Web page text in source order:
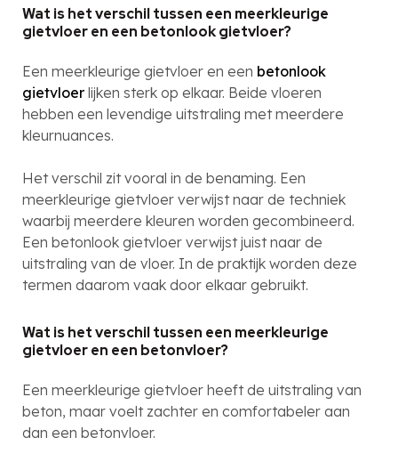
Wat is het verschil tussen een meerkleurige
gietvloer en een betonlook gietvloer?
Een meerkleurige gietvloer en een betonlook
gietvloer lijken sterk op elkaar. Beide vloeren
hebben een levendige uitstraling met meerdere
kleurnuances.
Het verschil zit vooral in de benaming. Een
meerkleurige gietvloer verwijst naar de techniek
waarbij meerdere kleuren worden gecombineerd.
Een betonlook gietvloer verwijst juist naar de
uitstraling van de vloer. In de praktijk worden deze
termen daarom vaak door elkaar gebruikt.
Wat is het verschil tussen een meerkleurige
gietvloer en een betonvloer?
Een meerkleurige gietvloer heeft de uitstraling van
beton, maar voelt zachter en comfortabeler aan
dan een betonvloer.